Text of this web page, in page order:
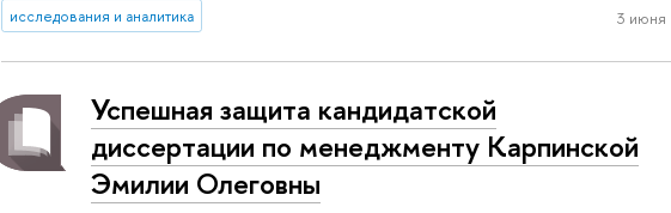
исследования и аналитика 3 июня
Успешная защита кандидатской
диссертации по менеджменту Карпинской
Эмилии Олеговны